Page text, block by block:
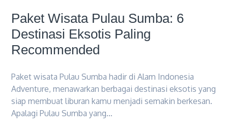
Paket Wisata Pulau Sumba: 6
Destinasi Eksotis Paling
Recommended
Paket wisata Pulau Sumba hadir di Alam Indonesia
Adventure, menawarkan berbagai destinasi eksotis yang
siap membuat liburan kamu menjadi semakin berkesan.
Apalagi Pulau Sumba yang…